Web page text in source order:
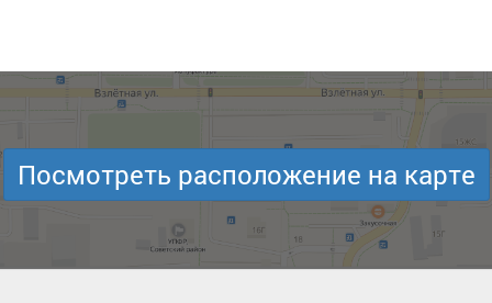
Посмотреть расположение на карте